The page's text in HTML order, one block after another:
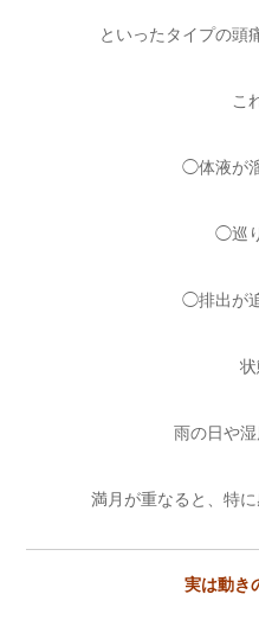
といったタイプの頭
こ
◯体液が
◯巡
◯排出が
状
雨の日や
満月が重なると、特に
実は動き